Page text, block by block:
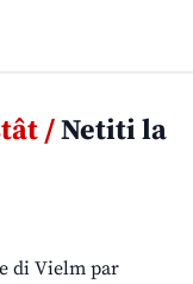
/Netiti la
di Vielm par